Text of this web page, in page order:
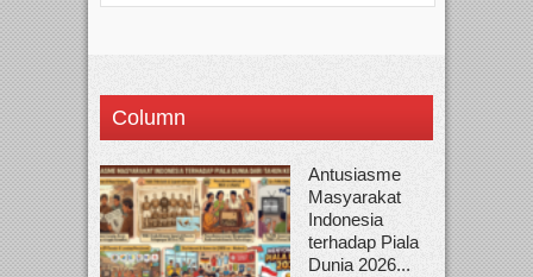
Column
Antusiasme
Masyarakat
Indonesia
terhadap Piala
Dunia 2026...